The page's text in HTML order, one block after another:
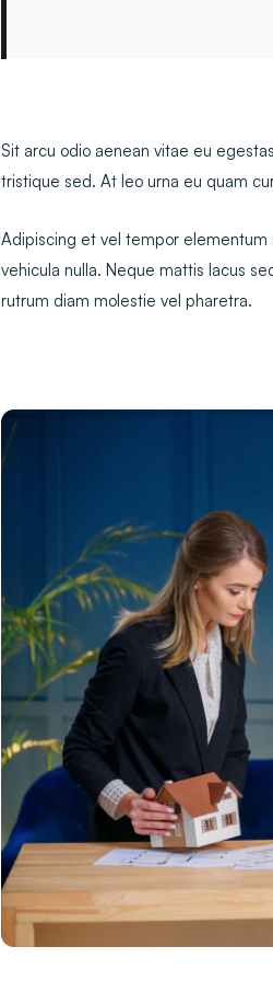
Sit arcu odio aenean vitae eu
tristique sed. At leo urna eu quam
Adipiscing et vel tempor elementum
vehicula nulla. Neque mattis lacus
rutrum diam molestie vel pharetra.